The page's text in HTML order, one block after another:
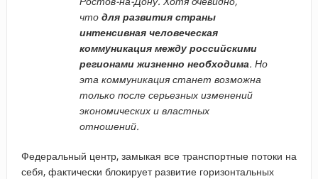
что для развития страны
интенсивная человеческая
коммуникация между российскими
регионами жизненно необходима. Но
эта коммуникация станет возможна
только после серьезных изменений
экономических и властных
отношений.
Федеральный центр, замыкая все транспортные потоки на
себя, фактически блокирует развитие горизонтальных